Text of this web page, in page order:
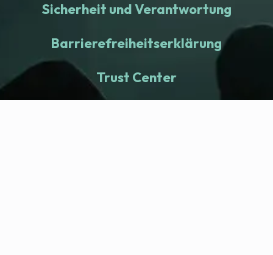
Sicherheit und Verantwortung
Barrierefreiheitserklärung
Trust Center